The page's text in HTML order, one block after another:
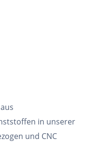
in unserer
und CNC